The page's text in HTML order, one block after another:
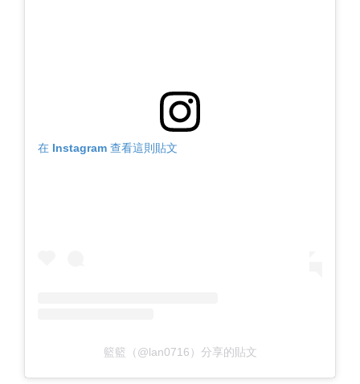
在 Instagram 查看這則貼文
籃籃（@lan0716）分享的貼文